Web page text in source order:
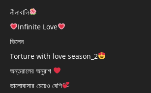
লীলাবালি
Infinite Love
ভিলেন
Torture with love season_2
অন্তরালের অনুরাগ
ভালোবাসার চেয়েও বেশি